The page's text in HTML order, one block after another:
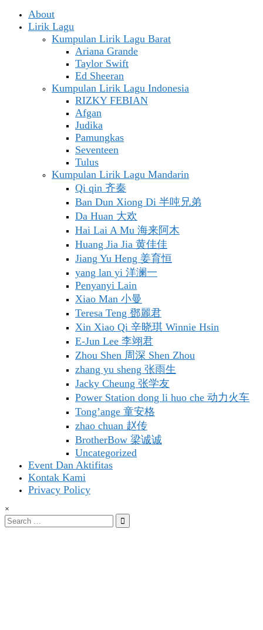
About
Lirik Lagu
Kumpulan Lirik Lagu Barat
Ariana Grande
Taylor Swift
Ed Sheeran
Kumpulan Lirik Lagu Indonesia
RIZKY FEBIAN
Afgan
Judika
Pamungkas
Seventeen
Tulus
Kumpulan Lirik Lagu Mandarin
Qi qin 齐秦
Ban Dun Xiong Di 半吨兄弟
Da Huan 大欢
Hai Lai A Mu 海来阿木
Huang Jia Jia 黄佳佳
Jiang Yu Heng 姜育恒
yang lan yi 洋澜一
Penyanyi Lain
Xiao Man 小曼
Teresa Teng 鄧麗君
Xin Xiao Qi 辛晓琪 Winnie Hsin
E-Jun Lee 李翊君
Zhou Shen 周深 Shen Zhou
zhang yu sheng 张雨生
Jacky Cheung 张学友
Power Station dong li huo che 动力火车
Tong’ange 童安格
zhao chuan 赵传
BrotherBow 梁诚诚
Uncategorized
Event Dan Aktifitas
Kontak Kami
Privacy Policy
×
Search
for: